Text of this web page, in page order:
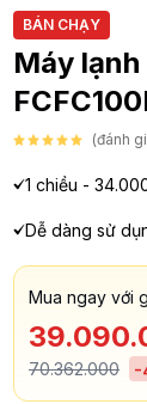
BÁN CHẠY
Máy
(đánh
1 chiều -
Dễ dàng sử
Mua ngay với
70.362.000 -